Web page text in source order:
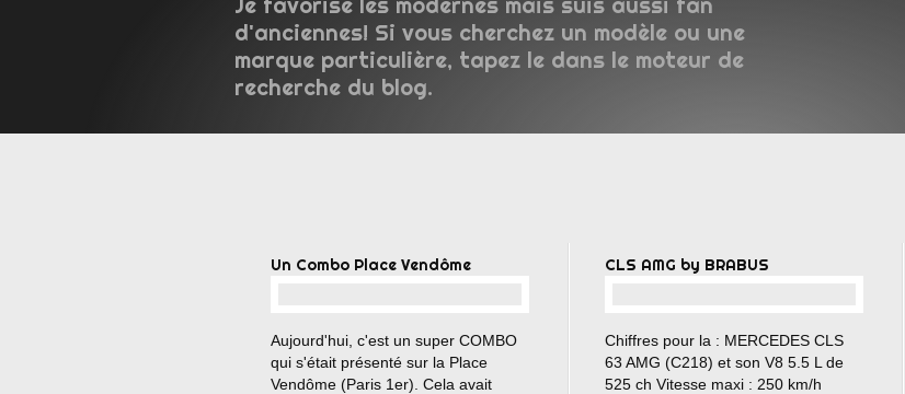
d'anciennes! Si vous cherchez un modèle ou une
marque particulière, tapez le dans le moteur de
recherche du blog.
Un Combo Place Vendôme
Aujourd'hui, c'est un super COMBO
qui s'était présenté sur la Place
Vendôme (Paris 1er). Cela avait
CLS AMG by BRABUS
Chiffres pour la : MERCEDES CLS
63 AMG (C218) et son V8 5.5 L de
525 ch Vitesse maxi : 250 km/h